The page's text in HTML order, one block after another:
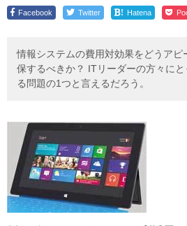
Facebook Twitter ! Hatena
情報システムの費用対効果をどうア
保するべきか？ ITリーダーの方々に
る問題の1つと言えるだろう。